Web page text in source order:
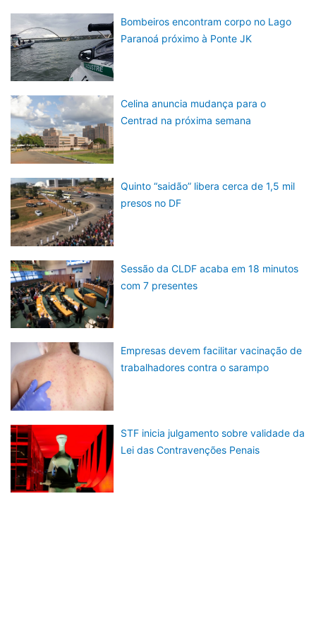
Bombeiros encontram corpo no Lago
Paranoá próximo à Ponte JK
Celina anuncia mudança para o
Centrad na próxima semana
Quinto “saidão” libera cerca de 1,5 mil
presos no DF
Sessão da CLDF acaba em 18 minutos
com 7 presentes
Empresas devem facilitar vacinação de
trabalhadores contra o sarampo
STF inicia julgamento sobre validade da
Lei das Contravenções Penais